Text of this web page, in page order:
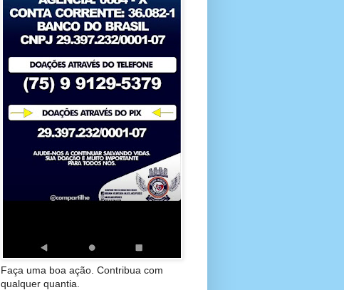
Faça uma boa ação. Contribua com
qualquer quantia.